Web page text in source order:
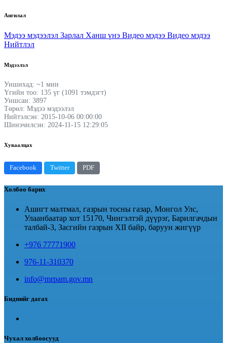
Ангилал
Мэдээ мэдээлэл Зарлал Ханш үнэ Видео мэдээ Видео мэдээ
Нийтлэл
Мэдээлэл
Уншихад: ~1 мин
Үгийн тоо: 135 үг (1091 тэмдэгт)
Уншсан: 3897
Төрөл: Мэдээ мэдээлэл
Нийтэлсэн: 2015-10-06 00:00:00
Шинэчилсэн: 2024-11-15 12:29:05
Хуваалцах
Facebook Twitter PDF
Холбоо барих
Ашигт малтмал, газрын тосны газар, Монгол Улс,
Улаанбаатар хот 15170, Чингэлтэй дүүрэг, Барилгачдын
талбай-3, Засгийн газрын XII байр, баруун жигүүр
+976 77771900
976-11-310370
info@mrpam.gov.mn
Биднийг дагах
Чухал холбоосууд